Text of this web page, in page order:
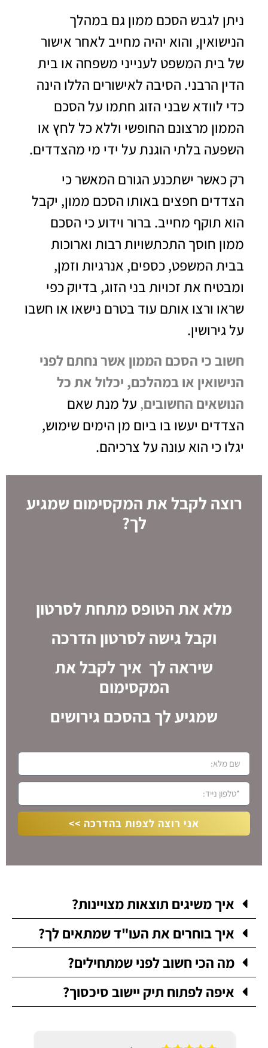
ניתן לגבש הסכם ממון גם במהלך
הנישואין, והוא יהיה מחייב לאחר אישור
של בית המשפט לענייני משפחה או בית
הדין הרבני. הסיבה לאישורים הללו הינה
כדי לוודא שבני הזוג חתמו על הסכם
הממון מרצונם החופשי וללא כל לחץ או
השפעה בלתי הוגנת על ידי מי מהצדדים.
רק כאשר ישתכנע הגורם המאשר כי
הצדדים חפצים באותו הסכם ממון, יקבל
הוא תוקף מחייב. ברור וידוע כי הסכם
ממון חוסך התכתשויות רבות וארוכות
בבית המשפט, כספים, אנרגיות וזמן,
ומבטיח את זכויות בני הזוג, בדיוק כפי
שראו ורצו אותם עוד בטרם נישאו או חשבו
על גירושין.
חשוב כי הסכם הממון אשר נחתם לפני
הנישואין או במהלכם, יכלול את כל
הנושאים החשובים, על מנת שאם
הצדדים יעשו בו ביום מן הימים שימוש,
יגלו כי הוא עונה על צרכיהם.
רוצה לקבל את המקסימום שמגיע
לך?
מלא את הטופס מתחת לסרטון
וקבל גישה לסרטון הדרכה
שיראה לך איך לקבל את
המקסימום
שמגיע לך בהסכם גירושים
אני רוצה לצפות בהדרכה >>
איך משיגים תוצאות מצויינות?
איך בוחרים את העו"ד שמתאים לך?
מה הכי חשוב לפני שמתחילים?
איפה לפתוח תיק יישוב סיכסוך?